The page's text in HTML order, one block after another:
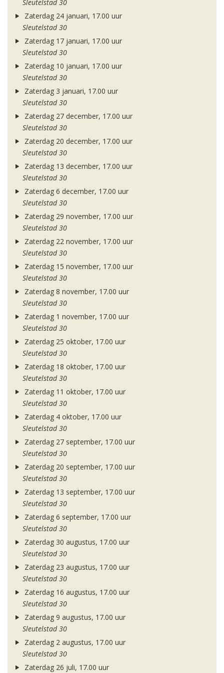
Sleutelstad 30
Zaterdag 24 januari, 17.00 uur
Sleutelstad 30
Zaterdag 17 januari, 17.00 uur
Sleutelstad 30
Zaterdag 10 januari, 17.00 uur
Sleutelstad 30
Zaterdag 3 januari, 17.00 uur
Sleutelstad 30
Zaterdag 27 december, 17.00 uur
Sleutelstad 30
Zaterdag 20 december, 17.00 uur
Sleutelstad 30
Zaterdag 13 december, 17.00 uur
Sleutelstad 30
Zaterdag 6 december, 17.00 uur
Sleutelstad 30
Zaterdag 29 november, 17.00 uur
Sleutelstad 30
Zaterdag 22 november, 17.00 uur
Sleutelstad 30
Zaterdag 15 november, 17.00 uur
Sleutelstad 30
Zaterdag 8 november, 17.00 uur
Sleutelstad 30
Zaterdag 1 november, 17.00 uur
Sleutelstad 30
Zaterdag 25 oktober, 17.00 uur
Sleutelstad 30
Zaterdag 18 oktober, 17.00 uur
Sleutelstad 30
Zaterdag 11 oktober, 17.00 uur
Sleutelstad 30
Zaterdag 4 oktober, 17.00 uur
Sleutelstad 30
Zaterdag 27 september, 17.00 uur
Sleutelstad 30
Zaterdag 20 september, 17.00 uur
Sleutelstad 30
Zaterdag 13 september, 17.00 uur
Sleutelstad 30
Zaterdag 6 september, 17.00 uur
Sleutelstad 30
Zaterdag 30 augustus, 17.00 uur
Sleutelstad 30
Zaterdag 23 augustus, 17.00 uur
Sleutelstad 30
Zaterdag 16 augustus, 17.00 uur
Sleutelstad 30
Zaterdag 9 augustus, 17.00 uur
Sleutelstad 30
Zaterdag 2 augustus, 17.00 uur
Sleutelstad 30
Zaterdag 26 juli, 17.00 uur